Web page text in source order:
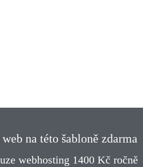
na této šabloně zdarma
webhosting 1400 Kč ročně